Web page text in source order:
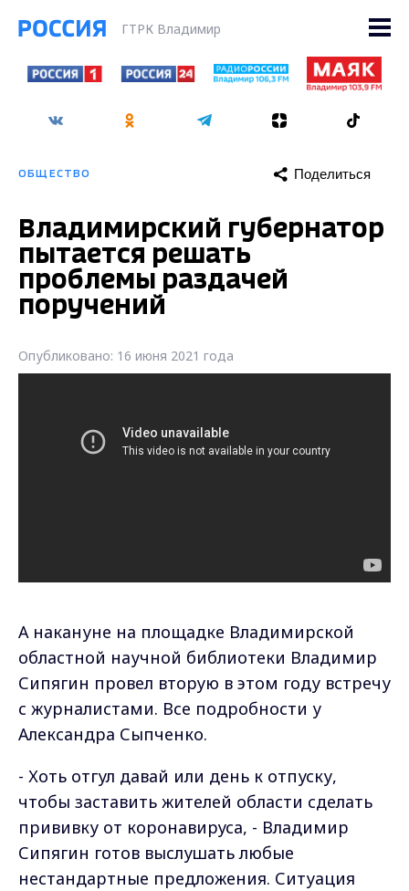
ГТРК Владимир
ОБЩЕСТВО Поделиться
Владимирский губернатор
пытается решать
проблемы раздачей
поручений
Опубликовано: 16 июня 2021 года
А накануне на площадке Владимирской
областной научной библиотеки Владимир
Сипягин провел вторую в этом году встречу
с журналистами. Все подробности у
Александра Сыпченко.
- Хоть отгул давай или день к отпуску,
чтобы заставить жителей области сделать
прививку от коронавируса, - Владимир
Сипягин готов выслушать любые
нестандартные предложения. Ситуация